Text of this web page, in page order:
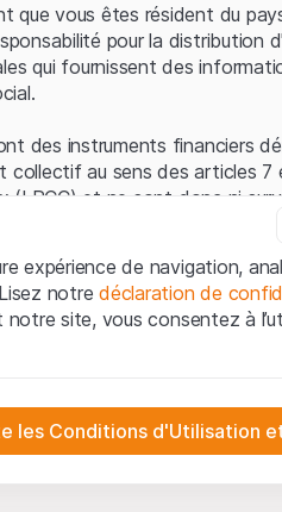
que vous êtes résident du
pour la distribution
qui fournissent des
des instruments financiers
collectif au sens des articles 7
(LPCC) et ne sont donc ni
(FINMA) ni enregistrés
"Site Web"), vous
les notes importantes
les droits d'auteur, de
expérience de navigation,
notredéclaration de
site, vous consentez à
Internet et ne peuvent pas être
les Conditions d'Utilisation